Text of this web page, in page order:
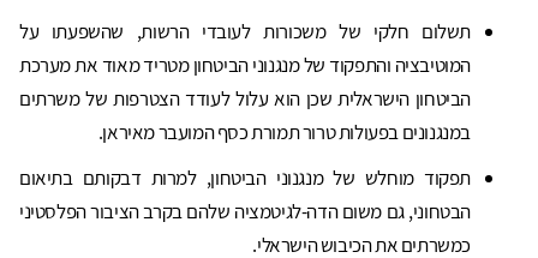
תשלום חלקי של משכורות לעובדי הרשות, שהשפעתו על
המוטיבציה והתפקוד של מנגנוני הביטחון מטריד מאוד את מערכת
הביטחון הישראלית שכן הוא עלול לעודד הצטרפות של משרתים
במנגנונים בפעולות טרור תמורת כסף המועבר מאיראן.
תפקוד מוחלש של מנגנוני הביטחון, למרות דבקותם בתיאום
הבטחוני, גם משום הדה-לגיטמציה שלהם בקרב הציבור הפלסטיני
כמשרתים את הכיבוש הישראלי.